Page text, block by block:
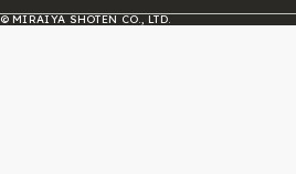
© MIRAIYA SHOTEN CO., LTD.